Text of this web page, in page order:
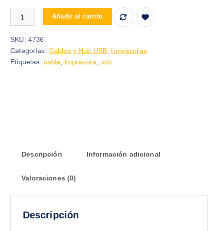
Cable USB para impresora 1.8mt cantidad
Añadir al carrito
SKU: 4736
Categorías: Cables y Hub USB, Impresoras
Etiquetas: cable, impresora,usb
Descripción Información adicional
Valoraciones (0)
Descripción